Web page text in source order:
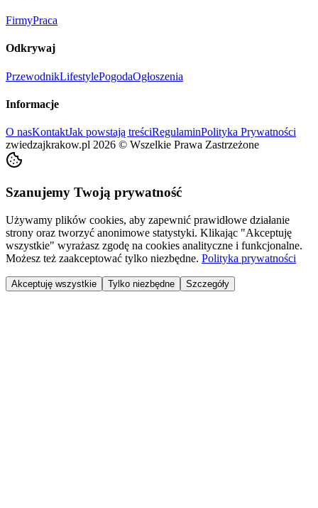
FirmyPraca
Odkrywaj
PrzewodnikLifestylePogodaOgłoszenia
Informacje
O nasKontaktJak powstają treściRegulaminPolityka Prywatności
zwiedzajkrakow.pl 2026 © Wszelkie Prawa Zastrzeżone
Szanujemy Twoją prywatność
Używamy plików cookies, aby zapewnić prawidłowe działanie
strony oraz tworzyć anonimowe statystyki. Klikając "Akceptuję
wszystkie" wyrażasz zgodę na cookies analityczne i funkcjonalne.
Możesz też zaakceptować tylko niezbędne. Polityka prywatności
Akceptuję wszystkie Tylko niezbędne Szczegóły